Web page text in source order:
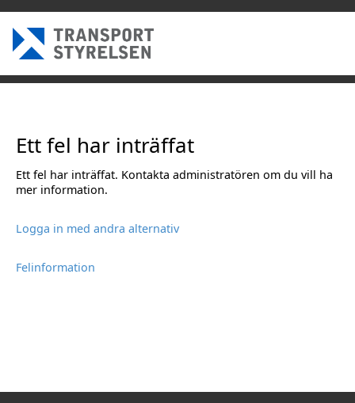
Ett fel har inträffat
Ett fel har inträffat. Kontakta administratören om du vill ha
mer information.
Logga in med andra alternativ
Felinformation